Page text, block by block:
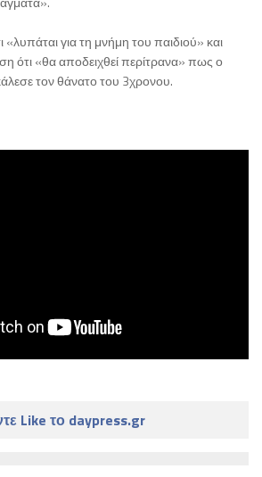
«λυπάται για τη μνήμη του παιδιού» και
ότι «θα αποδειχθεί περίτρανα» πως ο
τον θάνατο του 3χρονου.
Like το daypress.gr